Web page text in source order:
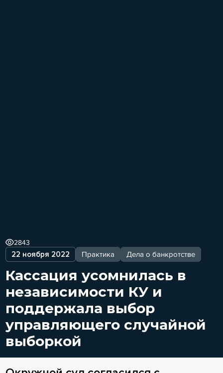
22 ноября 2022 Практика Дела о банкротстве
2843
Кассация усомнилась в
независимости КУ и
поддержала выбор
управляющего случайной
выборкой